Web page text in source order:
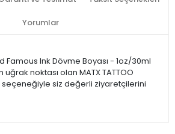
Yorumlar
Famous Ink Dövme Boyası - 1oz/30ml
uğrak noktası olan MATX TATTOO
seçeneğiyle siz değerli ziyaretçilerini